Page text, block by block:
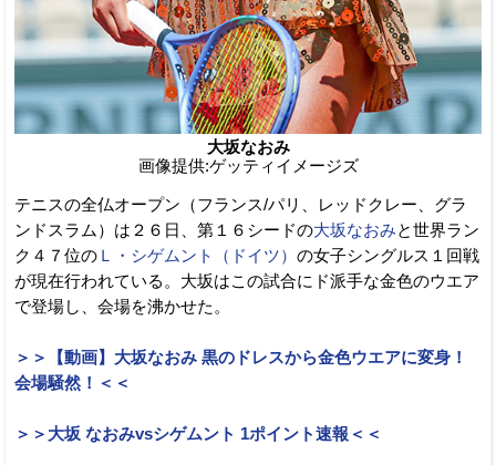
大坂なおみ
画像提供:ゲッティイメージズ
テニスの全仏オープン（フランス/パリ、レッドクレー、グラ
ンドスラム）は２６日、第１６シードの大坂なおみと世界ラン
ク４７位の Ｌ・シゲムント（ドイツ） の女子シングルス１回戦
が現在行われている。大坂はこの試合にド派手な金色のウエア
で登場し、会場を沸かせた。
＞＞【動画】大坂なおみ 黒のドレスから金色ウエアに変身！
会場騒然！＜＜
＞＞大坂 なおみvsシゲムント 1ポイント速報＜＜